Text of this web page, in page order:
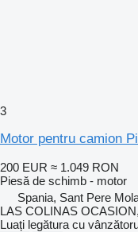
3
Motor pentru camion
200 EUR ≈ 1.049 RON
Piesă de schimb - motor
Spania, Sant Pere
LAS COLINAS
Luați legătura cu